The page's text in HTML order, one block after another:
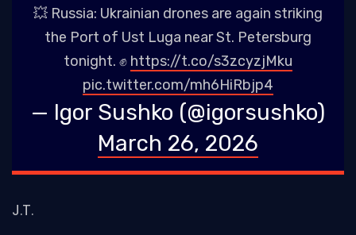
💥 Russia: Ukrainian drones are again striking
the Port of Ust Luga near St. Petersburg
tonight. ✊ https://t.co/s3zcyzjMku
pic.twitter.com/mh6HiRbjp4
— Igor Sushko (@igorsushko)
March 26, 2026
J.T.